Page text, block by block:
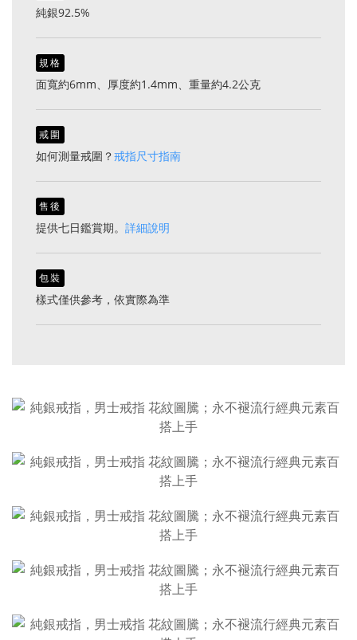
純銀92.5%
規格
面寬約6mm、厚度約1.4mm、重量約4.2公克
戒圍
如何測量戒圍？戒指尺寸指南
售後
提供七日鑑賞期。 詳細說明
包裝
樣式僅供參考，依實際為準